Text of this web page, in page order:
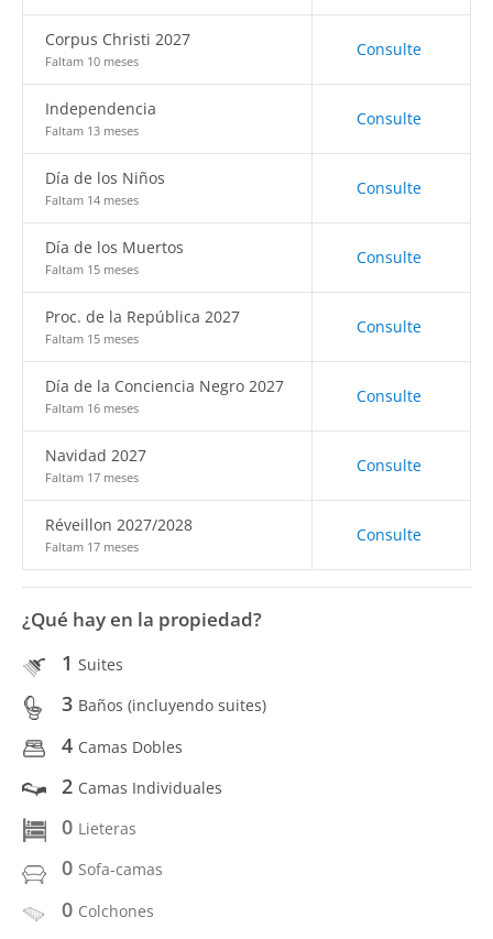
Corpus Christi 2027
Faltam 10 meses
Consulte
Independencia
Faltam 13 meses
Consulte
Día de los Niños
Faltam 14 meses
Consulte
Día de los Muertos
Faltam 15 meses
Consulte
Proc. de la República 2027
Faltam 15 meses
Consulte
Día de la Conciencia Negro 2027
Faltam 16 meses
Consulte
Navidad 2027
Faltam 17 meses
Consulte
Réveillon 2027/2028
Faltam 17 meses
Consulte
¿Qué hay en la propiedad?
1 Suites
3 Baños (incluyendo suites)
4 Camas Dobles
2 Camas Individuales
0 Lieteras
0 Sofa-camas
0 Colchones